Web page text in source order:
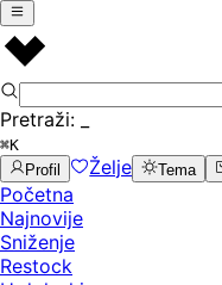
Pretraži:
⌘K
Profil
Želje Tema
Početna
Najnovije
Sniženje
Restock